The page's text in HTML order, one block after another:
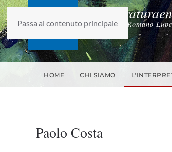
Passa al contenuto principalefondato da Romano
HOME CHI SIAMO
Paolo Costa